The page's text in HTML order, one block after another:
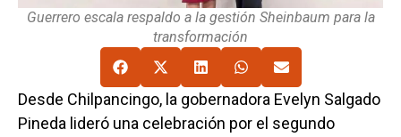
Guerrero escala respaldo a la gestión Sheinbaum para la
transformación
Desde Chilpancingo, la gobernadora Evelyn Salgado
Pineda lideró una celebración por el segundo